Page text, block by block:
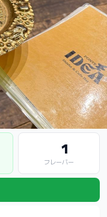
1
フレーバー